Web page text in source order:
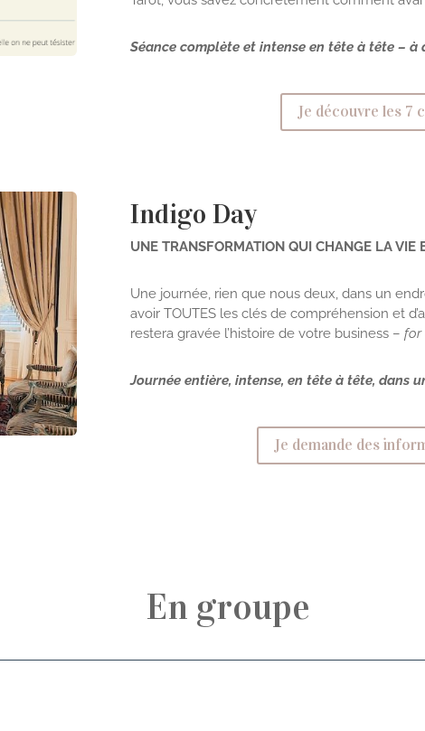
Séance complète et intense en tête à tête – à
Je découvre les 7
Indigo Day
UNE TRANSFORMATION QUI CHANGE LA VIE
Une journée, rien que nous deux, dans un
avoir TOUTES les clés de compréhension et
restera gravée l’histoire de votre business –for
Journée entière, intense, en tête à tête, dans
Je demande des
En groupe